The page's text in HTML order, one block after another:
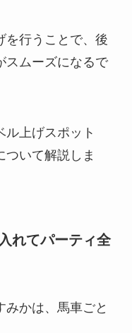
を行うことで、後
スムーズになるで
ル上げスポット
ついて解説しま
れてパーティ全
みかは、馬車ごと